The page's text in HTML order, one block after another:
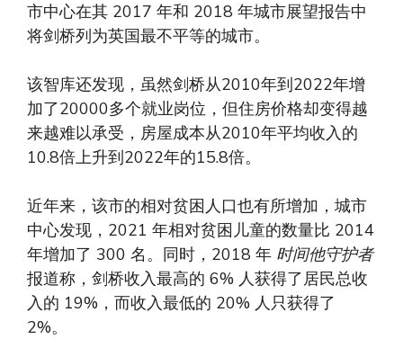
市中心在其 2017 年和 2018 年城市展望报告中
将剑桥列为英国最不平等的城市。
该智库还发现，虽然剑桥从2010年到2022年增
加了20000多个就业岗位，但住房价格却变得越
来越难以承受，房屋成本从2010年平均收入的
10.8倍上升到2022年的15.8倍。
近年来，该市的相对贫困人口也有所增加，城市
中心发现，2021 年相对贫困儿童的数量比 2014
年增加了 300 名。同时，2018 年 时间他守护者
报道称，剑桥收入最高的 6% 人获得了居民总收
入的 19%，而收入最低的 20% 人只获得了
2%。